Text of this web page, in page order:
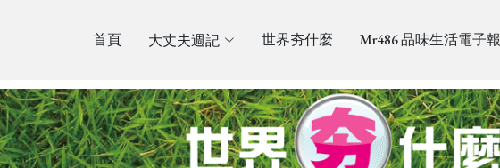
首頁 大丈夫週記 世界夯什麼 Mr486 品味生活電子報